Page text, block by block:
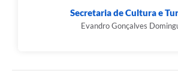
Secretaria de Cultura e
Evandro Gonçalves